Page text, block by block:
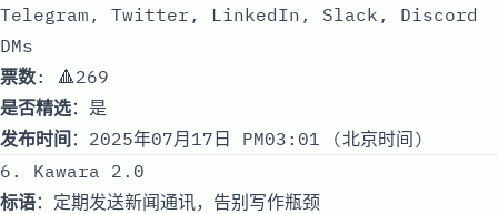
Telegram, Twitter, LinkedIn, Slack, Discord
DMs
票数: 🔺269
是否精选：是
发布时间 ：2025年07月17日 PM03:01 (北京时间)
6. Kawara 2.0
标语：定期发送新闻通讯，告别写作瓶颈